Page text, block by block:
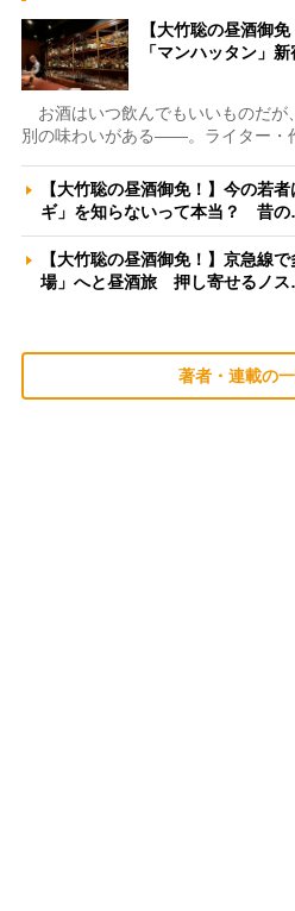
【大竹聡の昼酒御
「マンハッタン」
お酒はいつ飲んでもいいものだが
別の味わいがある――。ライター・
【大竹聡の昼酒御免！】今の若
ギ」を知らないって本当？ 昔
【大竹聡の昼酒御免！】京急線
場」へと昼酒旅 押し寄せるノ
著者・連載の